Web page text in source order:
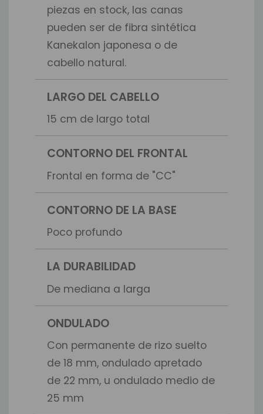
piezas en stock, las canas
pueden ser de fibra sintética
Kanekalon japonesa o de
cabello natural.
LARGO DEL CABELLO
15 cm de largo total
CONTORNO DEL FRONTAL
Frontal en forma de "CC"
CONTORNO DE LA BASE
Poco profundo
LA DURABILIDAD
De mediana a larga
ONDULADO
Con permanente de rizo suelto
de 18 mm, ondulado apretado
de 22 mm, u ondulado medio de
25 mm